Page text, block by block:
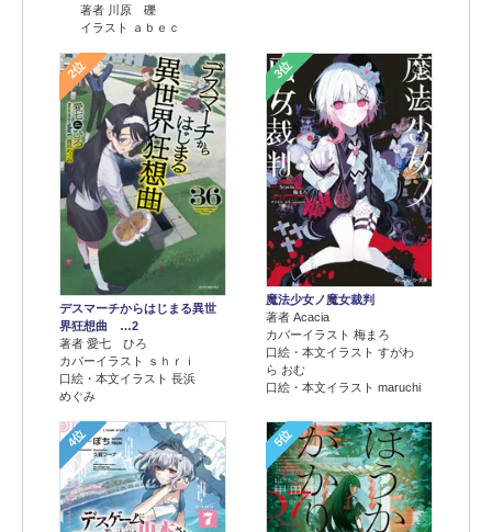
著者 川原 礫
イラスト ａｂｅｃ
2位
デスマーチからはじまる異世
界狂想曲 …2
著者 愛七 ひろ
カバーイラスト ｓｈｒｉ
口絵・本文イラスト 長浜
めぐみ
3位
魔法少女ノ魔女裁判
著者 Acacia
カバーイラスト 梅まろ
口絵・本文イラスト すがわ
ら おむ
口絵・本文イラスト maruchi
4位 5位